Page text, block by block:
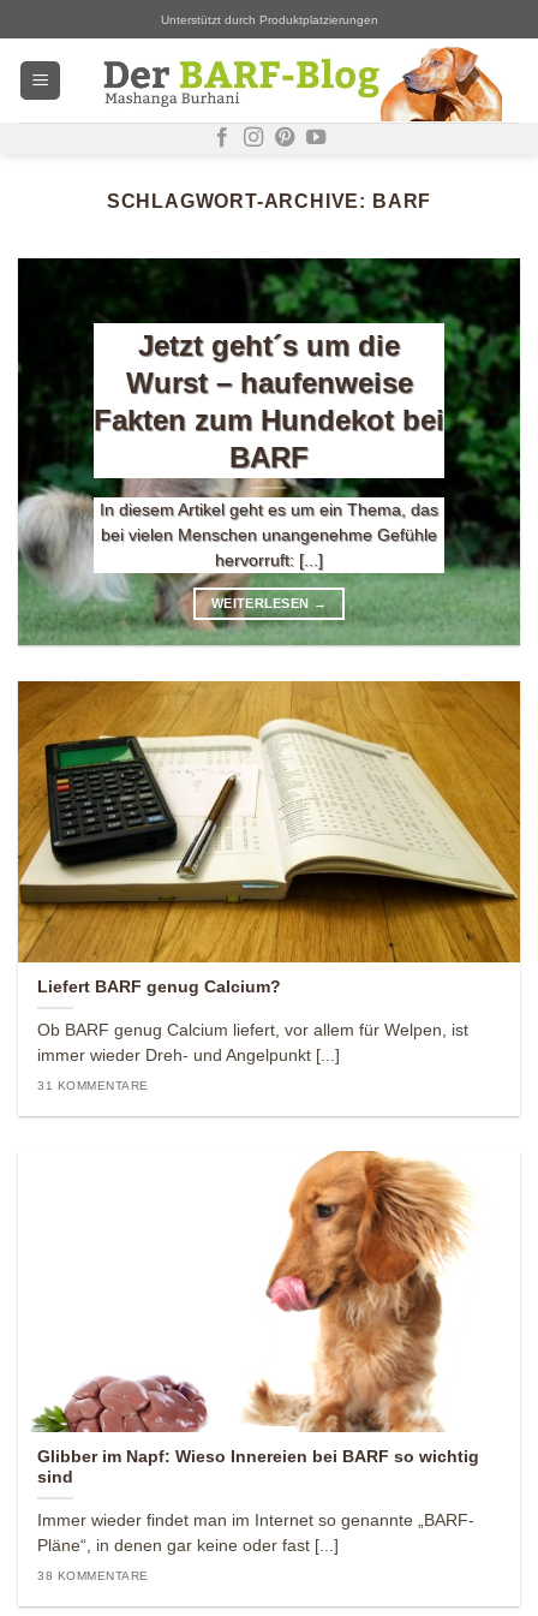
Inhalt
springen
Unterstützt durch Produktplatzierungen
SCHLAGWORT-ARCHIVE: BARF
Jetzt geht´s um die
Wurst – haufenweise
Fakten zum Hundekot bei
BARF
In diesem Artikel geht es um ein Thema, das
bei vielen Menschen unangenehme Gefühle
hervorruft: [...]
WEITERLESEN →
Liefert BARF genug Calcium?
Ob BARF genug Calcium liefert, vor allem für Welpen, ist
immer wieder Dreh- und Angelpunkt [...]
31 KOMMENTARE
Glibber im Napf: Wieso Innereien bei BARF so wichtig
sind
Immer wieder findet man im Internet so genannte „BARF-
Pläne“, in denen gar keine oder fast [...]
38 KOMMENTARE